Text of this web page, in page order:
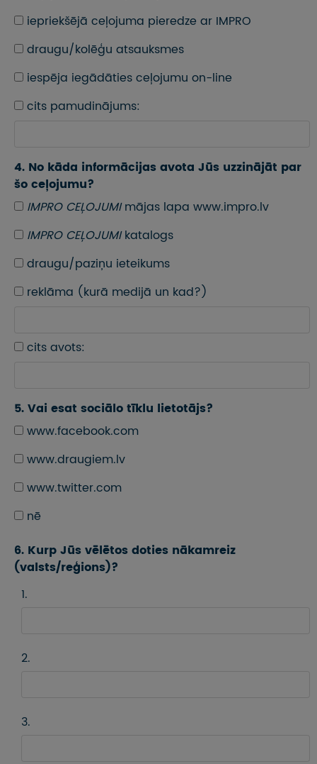
iepriekšējā ceļojuma pieredze ar IMPRO
draugu/kolēģu atsauksmes
iespēja iegādāties ceļojumu on-line
cits pamudinājums:
4. No kāda informācijas avota Jūs uzzinājāt par
šo ceļojumu?
IMPRO CEĻOJUMImājas lapa www.impro.lv
IMPRO CEĻOJUMIkatalogs
draugu/paziņu ieteikums
reklāma (kurā medijā un kad?)
cits avots:
5. Vai esat sociālo tīklu lietotājs?
www.facebook.com
www.draugiem.lv
www.twitter.com
nē
6. Kurp Jūs vēlētos doties nākamreiz
(valsts/reģions)?
1.
2.
3.